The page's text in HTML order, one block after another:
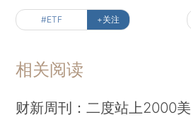
#ETF +关注
相关阅读
财新周刊：二度站上2000美